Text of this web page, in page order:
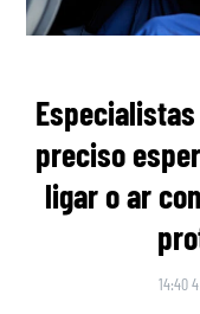
Especialistas
preciso
ligar o ar
14:40